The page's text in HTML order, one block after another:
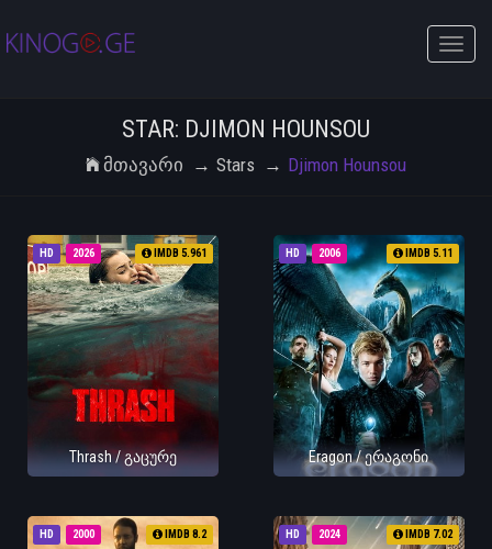
Toggle
STAR: DJIMON HOUNSOU
Მთავარი Stars Djimon Hounsou
HD 2026 IMDB 5.961
Thrash / გაცურე
HD 2006 IMDB 5.11
Eragon / ერაგონი
HD 2000 IMDB 8.2 HD 2024 IMDB 7.02